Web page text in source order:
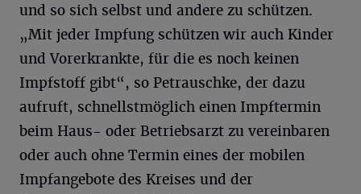
und so sich selbst und andere zu schützen.
„Mit jeder Impfung schützen wir auch Kinder
und Vorerkrankte, für die es noch keinen
Impfstoff gibt“, so Petrauschke, der dazu
aufruft, schnellstmöglich einen Impftermin
beim Haus- oder Betriebsarzt zu vereinbaren
oder auch ohne Termin eines der mobilen
Impfangebote des Kreises und der